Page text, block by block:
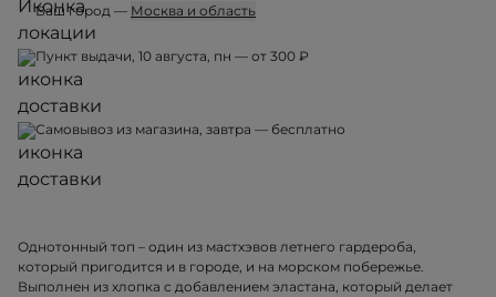
Ваш город — Москва и область
Пункт выдачи, 10 августа, пн — от 300 ₽
Самовывоз из магазина, завтра — бесплатно
Однотонный топ – один из мастхэвов летнего гардероба,
который пригодится и в городе, и на морском побережье.
Выполнен из хлопка с добавлением эластана, который делает